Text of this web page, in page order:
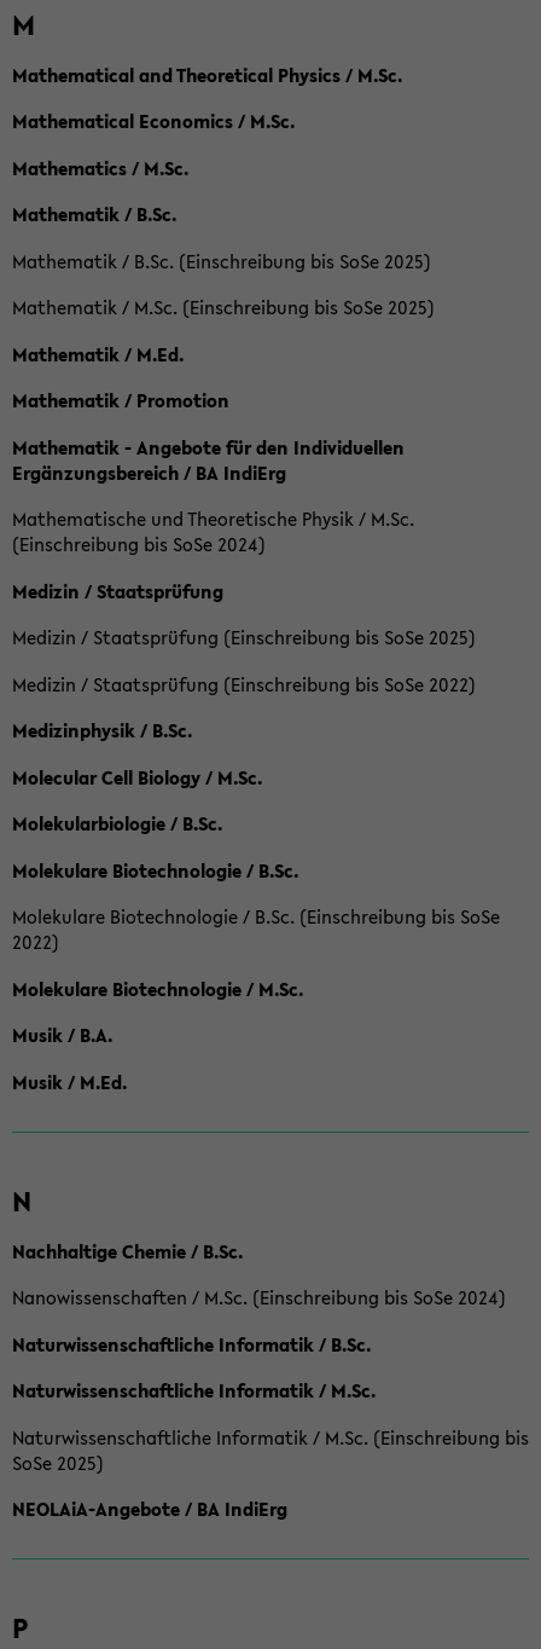
M
Mathematical and Theoretical Physics / M.Sc.
Mathematical Economics / M.Sc.
Mathematics / M.Sc.
Mathematik / B.Sc.
Mathematik / B.Sc. (Einschreibung bis SoSe 2025)
Mathematik / M.Sc. (Einschreibung bis SoSe 2025)
Mathematik / M.Ed.
Mathematik / Promotion
Mathematik - Angebote für den Individuellen
Ergänzungsbereich / BA IndiErg
Mathematische und Theoretische Physik / M.Sc.
(Einschreibung bis SoSe 2024)
Medizin / Staatsprüfung
Medizin / Staatsprüfung (Einschreibung bis SoSe 2025)
Medizin / Staatsprüfung (Einschreibung bis SoSe 2022)
Medizinphysik / B.Sc.
Molecular Cell Biology / M.Sc.
Molekularbiologie / B.Sc.
Molekulare Biotechnologie / B.Sc.
Molekulare Biotechnologie / B.Sc. (Einschreibung bis SoSe
2022)
Molekulare Biotechnologie / M.Sc.
Musik / B.A.
Musik / M.Ed.
N
Nachhaltige Chemie / B.Sc.
Nanowissenschaften / M.Sc. (Einschreibung bis SoSe 2024)
Naturwissenschaftliche Informatik / B.Sc.
Naturwissenschaftliche Informatik / M.Sc.
Naturwissenschaftliche Informatik / M.Sc. (Einschreibung bis
SoSe 2025)
NEOLAiA-Angebote / BA IndiErg
P